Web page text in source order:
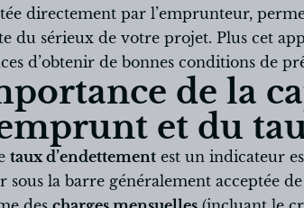
directement par l’emprunteur,
du sérieux de votre projet. Plus cet
d’obtenir de bonnes conditions de
de la
et du
taux d’endettement est un indicateur
sous la barre généralement acceptée